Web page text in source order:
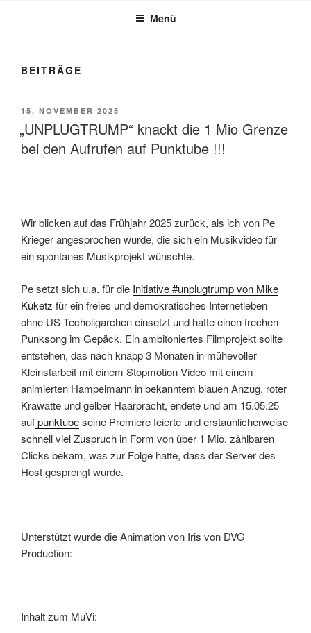
Menü
BEITRÄGE
VERÖFFENTLICHT
AM
15. NOVEMBER 2025
„UNPLUGTRUMP“ knackt die 1 Mio Grenze
bei den Aufrufen auf Punktube !!!
Wir blicken auf das Frühjahr 2025 zurück, als ich von Pe
Krieger angesprochen wurde, die sich ein Musikvideo für
ein spontanes Musikprojekt wünschte.
Pe setzt sich u.a. für die Initiative #unplugtrump von Mike
Kuketz für ein freies und demokratisches Internetleben
ohne US-Techoligarchen einsetzt und hatte einen frechen
Punksong im Gepäck. Ein ambitoniertes Filmprojekt sollte
entstehen, das nach knapp 3 Monaten in mühevoller
Kleinstarbeit mit einem Stopmotion Video mit einem
animierten Hampelmann in bekanntem blauen Anzug, roter
Krawatte und gelber Haarpracht, endete und am 15.05.25
aufpunktubeseine Premiere feierte und erstaunlicherweise
schnell viel Zuspruch in Form von über 1 Mio. zählbaren
Clicks bekam, was zur Folge hatte, dass der Server des
Host gesprengt wurde.
Unterstützt wurde die Animation von Iris von DVG
Production:
Inhalt zum MuVi: